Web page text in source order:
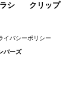
シ クリップ
イバシーポリシー
バーズ